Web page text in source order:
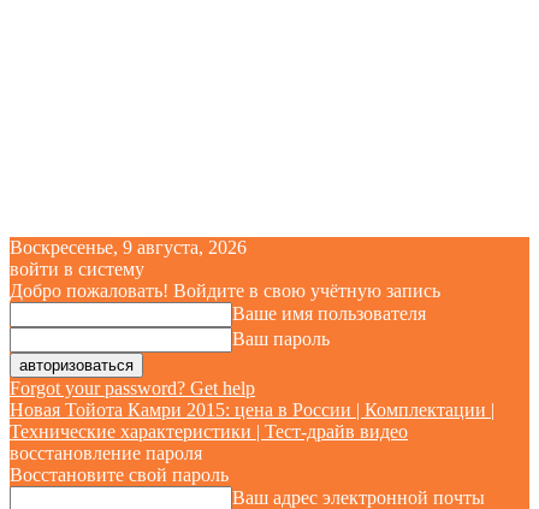
Воскресенье, 9 августа, 2026
войти в систему
Добро пожаловать! Войдите в свою учётную запись
Ваше имя пользователя
Ваш пароль
Forgot your password? Get help
Новая Тойота Камри 2015: цена в России | Комплектации |
Технические характеристики | Тест-драйв видео
восстановление пароля
Восстановите свой пароль
Ваш адрес электронной почты